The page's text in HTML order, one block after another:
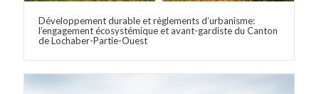
Développement durable et règlements d’urbanisme:
l’engagement écosystémique et avant-gardiste du Canton
de Lochaber-Partie-Ouest